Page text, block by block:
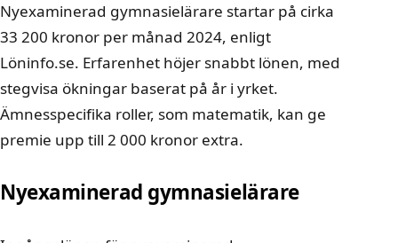
Nyexaminerad gymnasielärare startar på cirka
33 200 kronor per månad 2024, enligt
Löninfo.se. Erfarenhet höjer snabbt lönen, med
stegvisa ökningar baserat på år i yrket.
Ämnesspecifika roller, som matematik, kan ge
premie upp till 2 000 kronor extra.
Nyexaminerad gymnasielärare